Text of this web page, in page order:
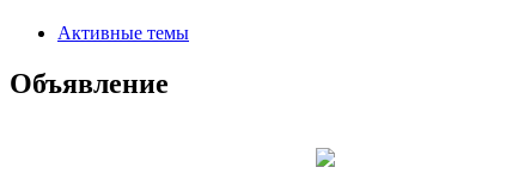
Активные темы
Объявление